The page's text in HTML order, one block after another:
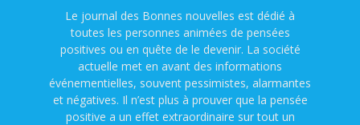
Le journal des Bonnes nouvelles est dédié à
toutes les personnes animées de pensées
positives ou en quête de le devenir. La société
actuelle met en avant des informations
événementielles, souvent pessimistes, alarmantes
et négatives. Il n’est plus à prouver que la pensée
positive a un effet extraordinaire sur tout un